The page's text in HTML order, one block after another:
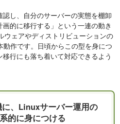
し、自分のサーバーの実態を棚卸
的に移行する」という一連の動き
ウェアやディストリビューションの
作です。日頃からこの型を身につ
行にも落ち着いて対応できるよう
、Linuxサーバー運用の
的に身につける